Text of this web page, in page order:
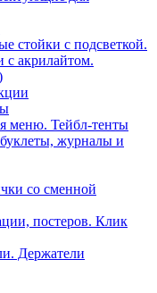
стойки с подсветкой.
с акрилайтом.
меню. Тейбл-тенты
журналы и
со сменной
постеров. Клик
Держатели